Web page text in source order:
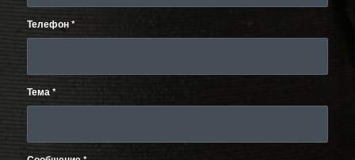
Телефон*
Тема*